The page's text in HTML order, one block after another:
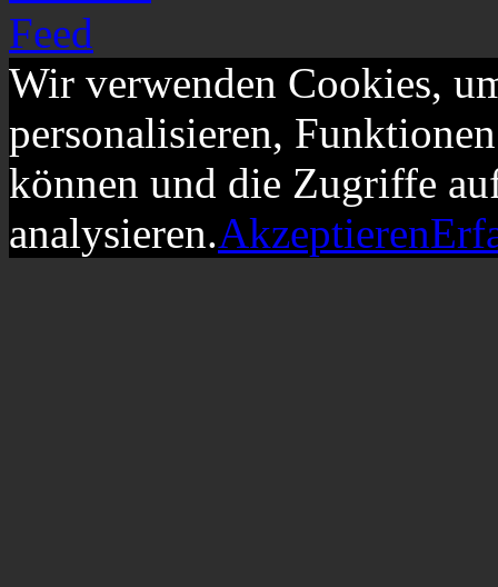
Wir verwenden Cookies,
personalisieren,
können und die Zugriffe
analysieren.Akzeptieren